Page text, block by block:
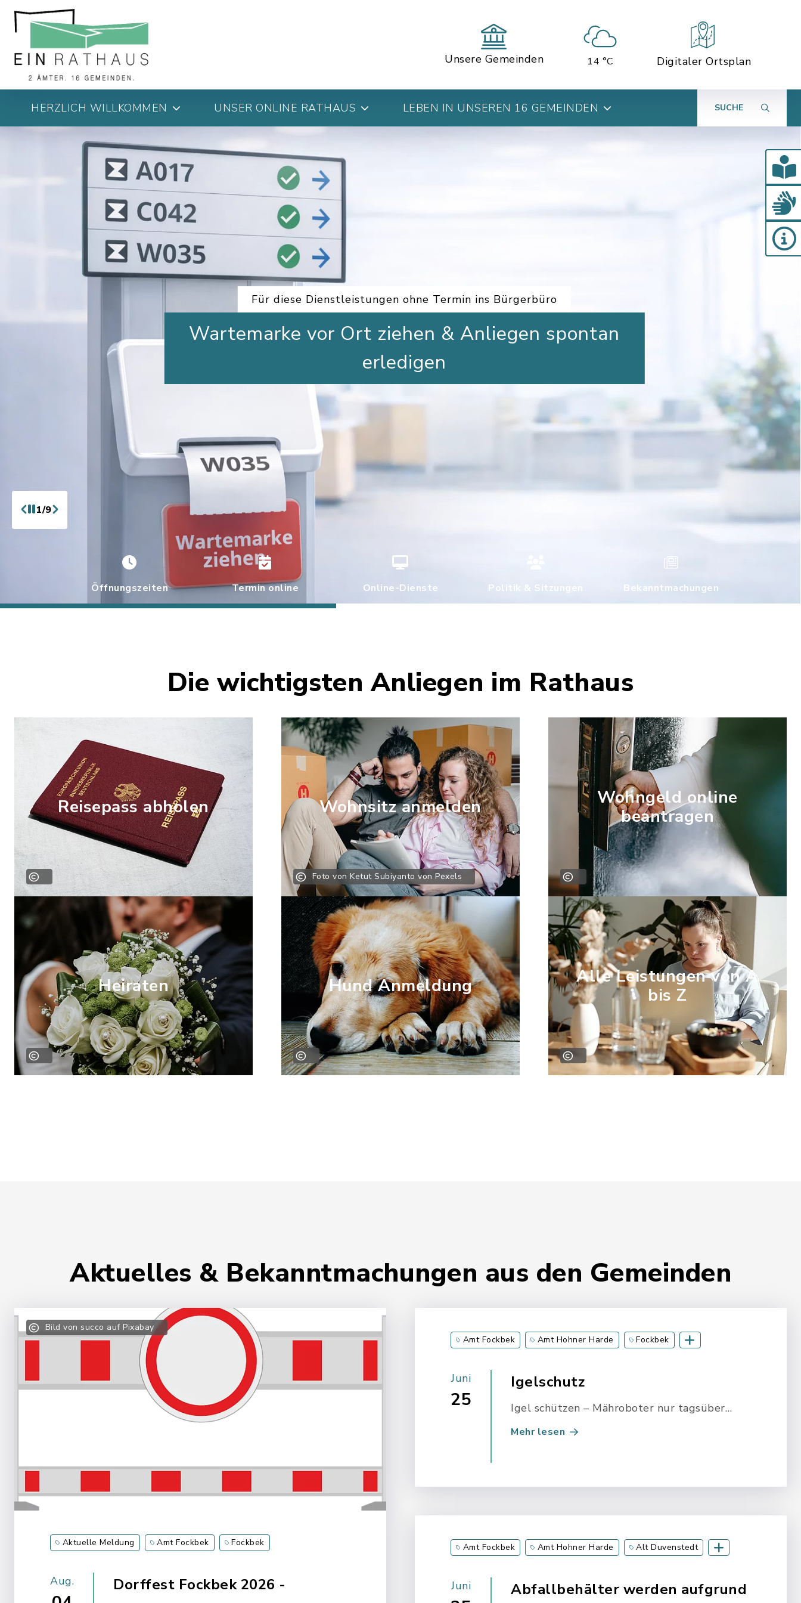
Unsere Gemeinden 14 °C Digitaler Ortsplan
HERZLICH WILLKOMMEN UNSER ONLINE RATHAUS LEBEN IN UNSEREN 16 GEMEINDEN SUCHE
Für diese Dienstleistungen ohne Termin ins Bürgerbüro
Wartemarke vor Ort ziehen & Anliegen spontan
erledigen
Öffnungszeiten Termin online Online-Dienste Politik & Sitzungen Bekanntmachungen
1/9
Die wichtigsten Anliegen im Rathaus
Reisepass abholen
Foto von Ketut Subiyanto von Pexels
Wohnsitz anmelden
Wohngeld online
beantragen
Heiraten Hund Anmeldung
Alle Leistungen von A
bis Z
Aktuelles & Bekanntmachungen aus den Gemeinden
Bild von succo auf Pixabay
Aktuelle Meldung Amt Fockbek Fockbek
Aug.
Dorffest Fockbek 2026 -
Amt Fockbek Amt Hohner Harde
Fockbek
Juni
25
Igelschutz
Igel schützen – Mähroboter nur tagsüber
einsetzen.
Mehr lesen
Amt Fockbek Amt Hohner Harde
Alt Duvenstedt
Elsdorf-Westermühlen
Fockbek
Friedrichsholm
Juni
Abfallbehälter werden aufgrund